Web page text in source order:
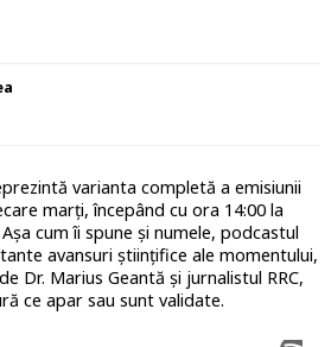
varianta completă a emisiunii
marți, începând cu ora 14:00 la
Așa cum îi spune și numele, podcastul
avansuri științifice ale momentului,
Dr. Marius Geantă și jurnalistul RRC,
ce apar sau sunt validate.